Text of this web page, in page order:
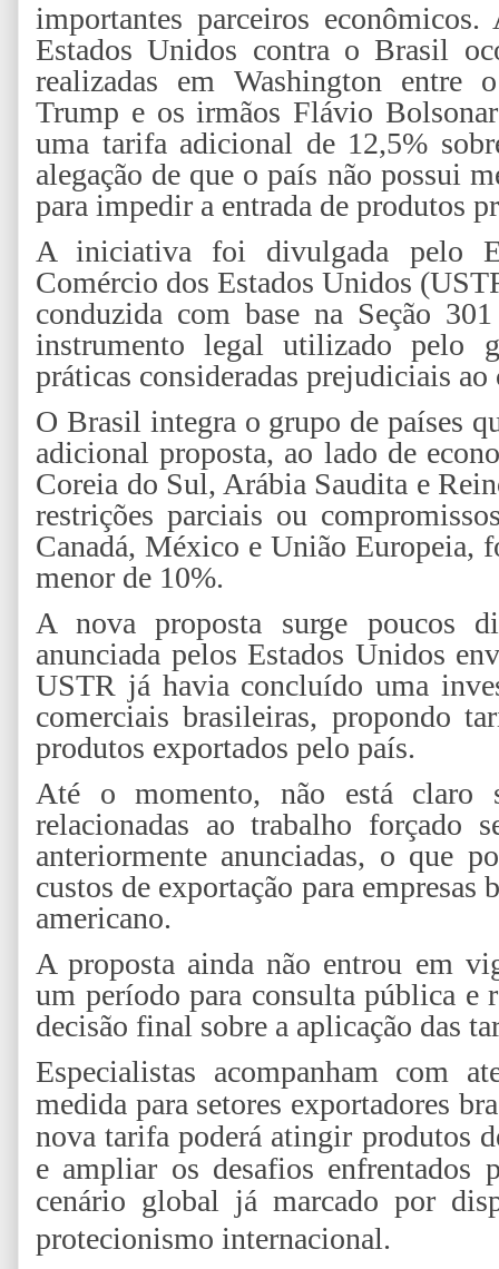
importantes parceiros
Estados Unidos contra o Brasil
realizadas em Washington entre
Trump e os irmãos Flávio
uma tarifa adicional de 12,5%
alegação de que o país não possui
para impedir a entrada de produtos
A iniciativa foi divulgada pelo
Comércio dos Estados Unidos
conduzida com base na Seção
instrumento legal utilizado pelo
práticas consideradas prejudiciais
O Brasil integra o grupo de países
adicional proposta, ao lado de
Coreia do Sul, Arábia Saudita e
restrições parciais ou
Canadá, México e União Europeia,
menor de 10%.
A nova proposta surge poucos
anunciada pelos Estados Unidos
USTR já havia concluído uma
comerciais brasileiras, propondo
produtos exportados pelo país.
Até o momento, não está claro
relacionadas ao trabalho forçado
anteriormente anunciadas, o que
custos de exportação para
americano.
A proposta ainda não entrou em
um período para consulta pública e
decisão final sobre a aplicação das
Especialistas acompanham com
medida para setores exportadores
nova tarifa poderá atingir produtos
e ampliar os desafios enfrentados
cenário global já marcado por
protecionismo internacional.